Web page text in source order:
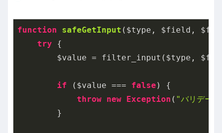
function safeGetInput ($type, $field,
try {
$value = filter_input($type,
if ($value === false ) {
throw new Exception ( "バリデー
        }